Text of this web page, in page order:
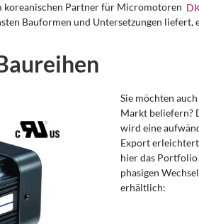
koreanischen Partner für Micromotoren
Bauformen und Untersetzungen liefert,
Sie möchten
Markt beliefern?
wird eine
Export
hier das
phasigen
erhältlich: